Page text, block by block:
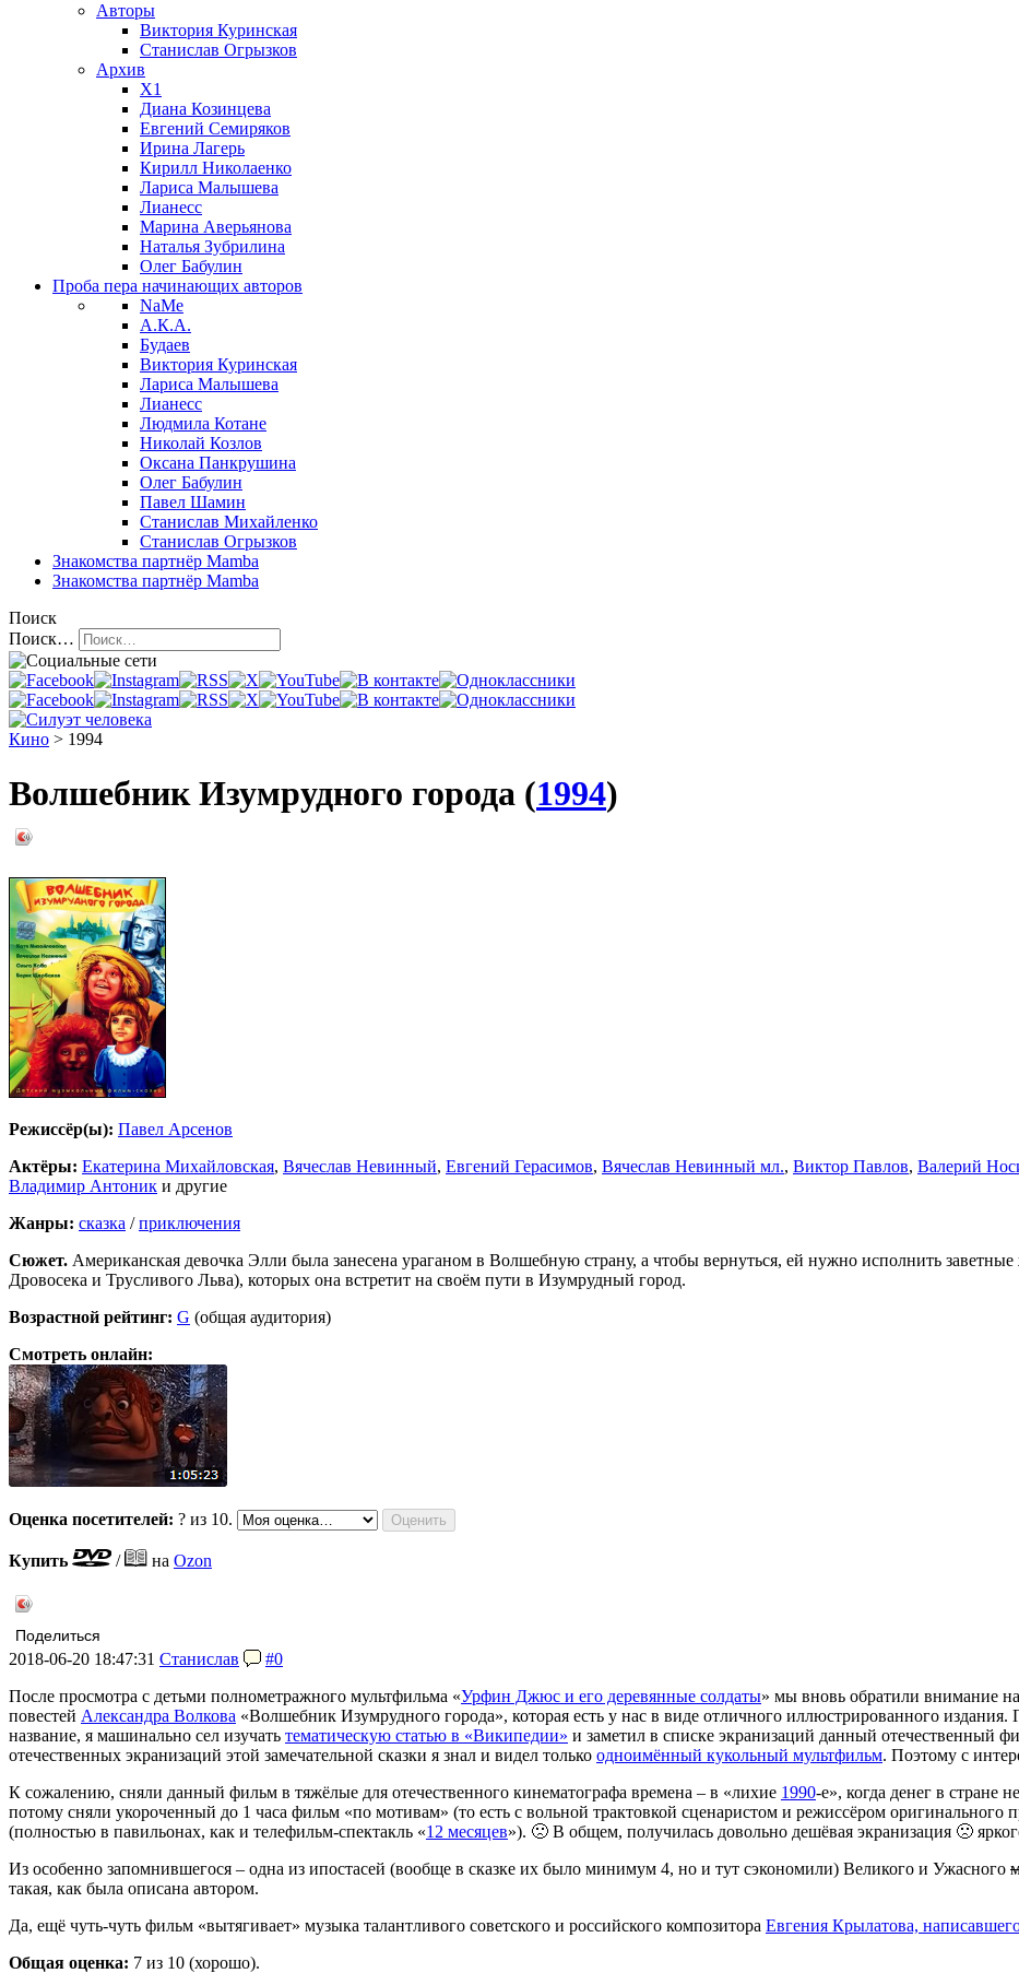
Авторы
Виктория Куринская
Станислав Огрызков
Архив
X1
Диана Козинцева
Евгений Семиряков
Ирина Лагерь
Кирилл Николаенко
Лариса Малышева
Лианесс
Марина Аверьянова
Наталья Зубрилина
Олег Бабулин
Проба пера начинающих авторов
NaMe
А.К.А.
Будаев
Виктория Куринская
Лариса Малышева
Лианесс
Людмила Котане
Николай Козлов
Оксана Панкрушина
Олег Бабулин
Павел Шамин
Станислав Михайленко
Станислав Огрызков
Знакомства партнёр Mamba
Знакомства партнёр Mamba
Поиск
Поиск…
Кино > 1994
Волшебник Изумрудного города (1994)
Режиссёр(ы): Павел Арсенов
Актёры: Екатерина Михайловская, Вячеслав Невинный, Евгений Герасимов, Вячеслав Невинный мл., Виктор Павлов, Валерий
Владимир Антоник и другие
Жанры: сказка /приключения
Сюжет. Американская девочка Элли была занесена ураганом в Волшебную страну, а чтобы вернуться, ей нужно исполнить
Дровосека и Трусливого Льва), которых она встретит на своём пути в Изумрудный город.
Возрастной рейтинг: G (общая аудитория)
Смотреть онлайн:
Оценка посетителей: ? из 10.
Купить / на Ozon
Поделиться
2018-06-20 18:47:31 Станислав
#0
После просмотра с детьми полнометражного мультфильма «Урфин Джюс и его деревянные солдаты» мы вновь обратили внимание
повестей Александра Волкова «Волшебник Изумрудного города», которая есть у нас в виде отличного иллюстрированного
название, я машинально сел изучать тематическую статью в «Википедии» и заметил в списке экранизаций данный отечественный
отечественных экранизаций этой замечательной сказки я знал и видел только одноимённый кукольный мультфильм. Поэтому с
К сожалению, сняли данный фильм в тяжёлые для отечественного кинематографа времена – в «лихие 1990-е», когда денег в стране
потому сняли укороченный до 1 часа фильм «по мотивам» (то есть с вольной трактовкой сценаристом и режиссёром оригинального
(полностью в павильонах, как и телефильм-спектакль «12 месяцев»). 🙁 В общем, получилась довольно дешёвая экранизация 🙁
Из особенно запомнившегося – одна из ипостасей (вообще в сказке их было минимум 4, но и тут сэкономили) Великого и Ужасного
такая, как была описана автором.
Да, ещё чуть-чуть фильм «вытягивает» музыка талантливого советского и российского композитора Евгения Крылатова,
Общая оценка: 7 из 10 (хорошо).